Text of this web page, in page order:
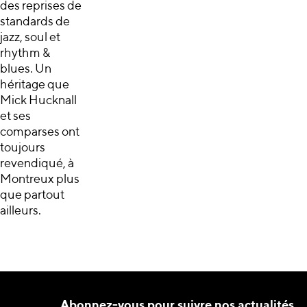
des reprises de
standards de
jazz, soul et
rhythm &
blues. Un
héritage que
Mick Hucknall
et ses
comparses ont
toujours
revendiqué, à
Montreux plus
que partout
ailleurs.